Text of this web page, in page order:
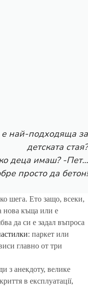
е най-подходяща за
детската стая?
деца имаш? -Пет…
просто да бетон!
шега. Ето защо, всеки,
нова къща или е
да си е задал въпроса
: паркет или
главно от три
з анекдоту, велике
в експлуатації,